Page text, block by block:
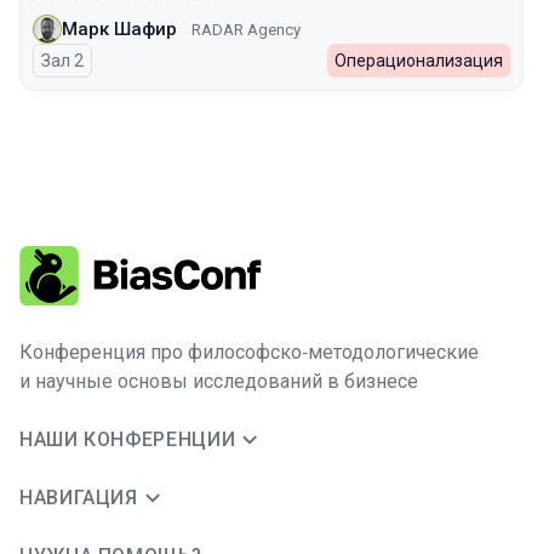
Марк Шафир RADAR Agency
Зал 2 Операционализация
Конференция про философско‑методологические
и научные основы исследований в бизнесе
НАШИ КОНФЕРЕНЦИИ
НАВИГАЦИЯ